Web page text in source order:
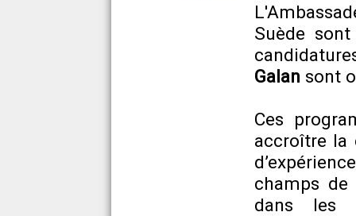
Suède
Galan sont
Ces
accroître la
champs de
dans les